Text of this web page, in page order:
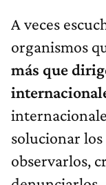
A veces
organismos
más que
solucionar
observarlos,